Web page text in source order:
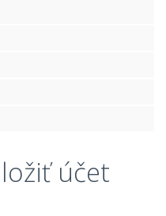
účet